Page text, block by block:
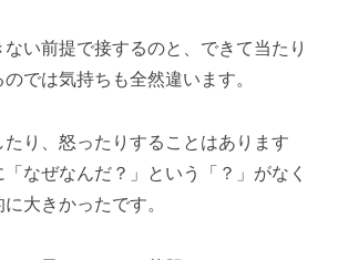
い前提で接するのと、できて当たり
では気持ちも全然違います。
り、怒ったりすることはあります
なぜなんだ？」という「？」がなく
大きかったです。